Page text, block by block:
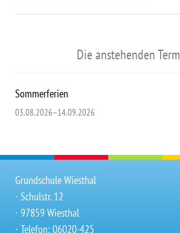
Die anstehenden
Sommerferien
03.08.2026–14.09.2026
Grundschule Wiesthal
∙ Schulstr. 12
∙ 97859 Wiesthal
∙ Telefon: 06020-425